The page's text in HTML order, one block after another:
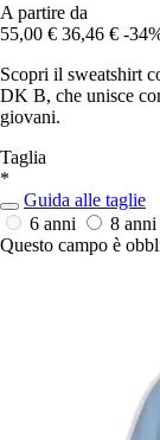
A partire da
55,00 € 36,46 € -
Scopri il sweatshirt
DK B, che unisce
giovani.
Taglia
*
Guida alle taglie
6 anni
8 anni
Questo campo è